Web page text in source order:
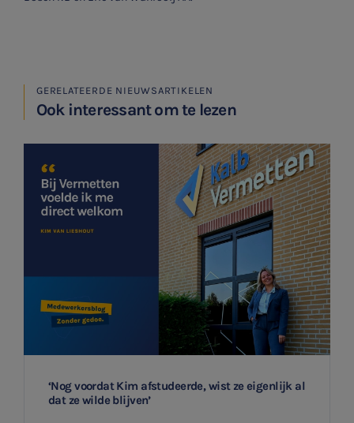
GERELATEERDE NIEUWSARTIKELEN
Ook interessant om te lezen
‘Nog voordat Kim afstudeerde, wist ze eigenlijk al
dat ze wilde blijven’